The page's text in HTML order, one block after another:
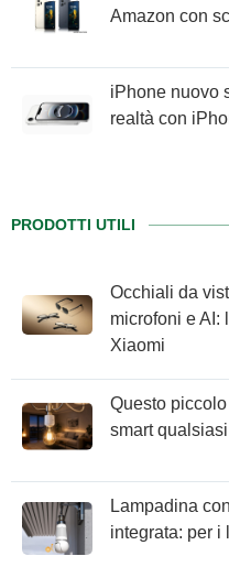
Amazon con
iPhone nuovo
realtà con
PRODOTTI UTILI
Occhiali da
microfoni e AI:
Xiaomi
Questo
smart
Lampadina
integrata: per i